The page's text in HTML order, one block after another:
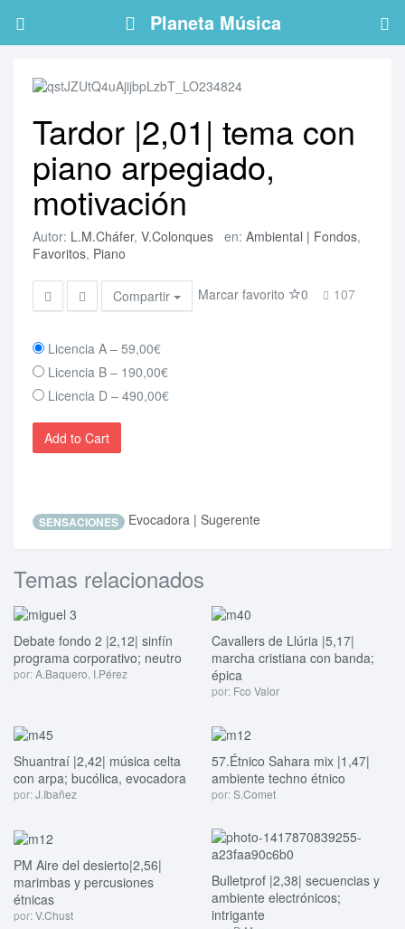
Planeta Música
Tardor |2,01| tema con
piano arpegiado,
motivación
Autor: L.M.Cháfer, V.Colonques en: Ambiental | Fondos,
Favoritos, Piano
Compartir Marcar favorito 0 107
Licencia A – 59,00€
Licencia B – 190,00€
Licencia D – 490,00€
Add to Cart
SENSACIONES Evocadora | Sugerente
Temas relacionados
Debate fondo 2 |2,12| sinfín
programa corporativo; neutro
por:A.Baquero I.Pérez
Cavallers de Llúria |5,17|
marcha cristiana con banda;
épica
por: Fco Valor
Shuantraí |2,42| música celta
con arpa; bucólica, evocadora
por:J.Ibañez
57.Étnico Sahara mix |1,47|
ambiente techno étnico
por:S.Comet
PM Aire del desierto|2,56|
marimbas y percusiones
étnicas
por:V.Chust
Bulletprof |2,38| secuencias y
ambiente electrónicos;
intrigante